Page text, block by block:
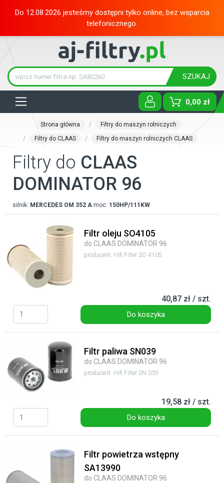
Do 12.08.2026 jesteśmy dostępni tylko online, bez wsparcia
telefonicznego.
SZUKAJ
0,00 zł
Strona główna
Filtry do maszyn rolniczych
Filtry do CLAAS
Filtry do maszyn rolniczych CLAAS
Filtry do CLAAS
DOMINATOR 96
silnik: MERCEDES OM 352 A moc: 150HP/111KW
Filtr oleju SO4105
do CLAAS DOMINATOR 96
producent: Hifi Filter SO 4105
40,87 zł / szt.
Do koszyka
Filtr paliwa SN039
do CLAAS DOMINATOR 96
producent: Hifi Filter SN 039
19,58 zł / szt.
Do koszyka
Filtr powietrza wstępny
SA13990
do CLAAS DOMINATOR 96